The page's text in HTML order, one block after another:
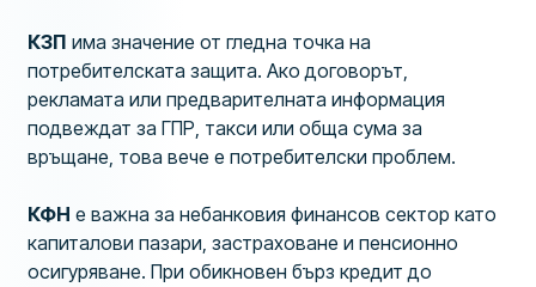
КЗП има значение от гледна точка на
потребителската защита. Ако договорът,
рекламата или предварителната информация
подвеждат за ГПР, такси или обща сума за
връщане, това вече е потребителски проблем.
КФН е важна за небанковия финансов сектор като
капиталови пазари, застраховане и пенсионно
осигуряване. При обикновен бърз кредит до